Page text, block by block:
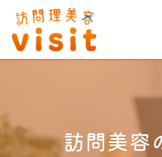
訪問美容